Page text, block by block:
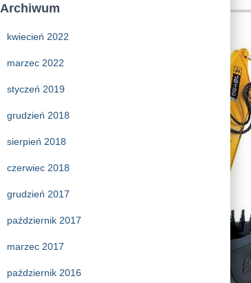
Archiwum
kwiecień 2022
marzec 2022
styczeń 2019
grudzień 2018
sierpień 2018
czerwiec 2018
grudzień 2017
październik 2017
marzec 2017
październik 2016